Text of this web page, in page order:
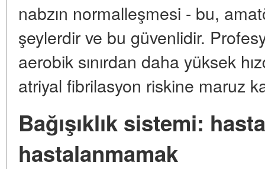
nabzın normalleşmesi - bu,
şeylerdir ve bu güvenlidir.
aerobik sınırdan daha yüksek
atriyal fibrilasyon riskine maruz
Bağışıklık sistemi:
hastalanmamak